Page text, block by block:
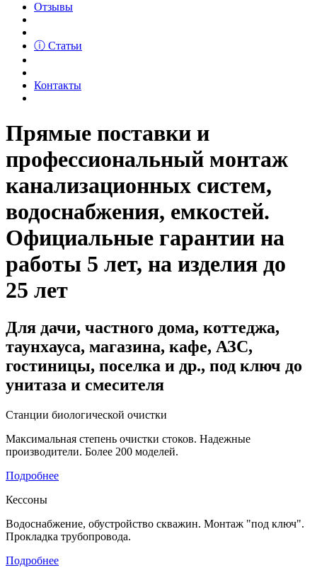
Отзывы
ⓘ Статьи
Контакты
Прямые поставки и
профессиональный монтаж
канализационных систем,
водоснабжения, емкостей.
Официальные гарантии на
работы 5 лет, на изделия до
25 лет
Для дачи, частного дома, коттеджа,
таунхауса, магазина, кафе, АЗС,
гостиницы, поселка и др., под ключ до
унитаза и смесителя
Станции биологической очистки
Максимальная степень очистки стоков. Надежные
производители. Более 200 моделей.
Подробнее
Кессоны
Водоснабжение, обустройство скважин. Монтаж "под ключ".
Прокладка трубопровода.
Подробнее